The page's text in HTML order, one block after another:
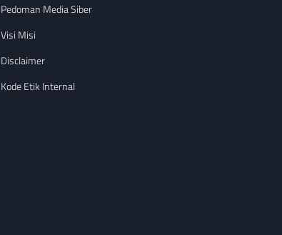
Pedoman Media Siber
Visi Misi
Disclaimer
Kode Etik Internal